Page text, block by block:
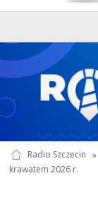
Radio Szczecin »
krawatem 2026 r.